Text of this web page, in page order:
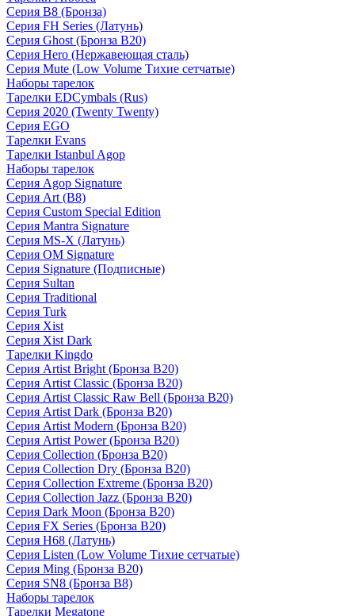
Серия B8 (Бронза)
Серия FH Series (Латунь)
Серия Ghost (Бронза B20)
Серия Hero (Нержавеющая сталь)
Серия Mute (Low Volume Тихие сетчатые)
Наборы тарелок
Тарелки EDCymbals (Rus)
Серия 2020 (Twenty Twenty)
Серия EGO
Тарелки Evans
Тарелки Istanbul Agop
Наборы тарелок
Серия Agop Signature
Серия Art (B8)
Серия Custom Special Edition
Серия Mantra Signature
Серия MS-X (Латунь)
Серия OM Signature
Серия Signature (Подписные)
Серия Sultan
Серия Traditional
Серия Turk
Серия Xist
Серия Xist Dark
Тарелки Kingdo
Серия Artist Bright (Бронза B20)
Серия Artist Classic (Бронза B20)
Серия Artist Classic Raw Bell (Бронза B20)
Серия Artist Dark (Бронза B20)
Серия Artist Modern (Бронза B20)
Серия Artist Power (Бронза B20)
Серия Collection (Бронза B20)
Серия Collection Dry (Бронза B20)
Серия Collection Extreme (Бронза B20)
Серия Collection Jazz (Бронза B20)
Серия Dark Moon (Бронза B20)
Серия FX Series (Бронза B20)
Серия H68 (Латунь)
Серия Listen (Low Volume Тихие сетчатые)
Серия Ming (Бронза B20)
Серия SN8 (Бронза B8)
Наборы тарелок
Тарелки Megatone